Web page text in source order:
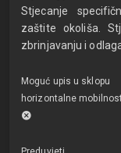
Stjecanje
zaštite okoliša.
zbrinjavanju i
Moguć upis u sklopu
horizontalne